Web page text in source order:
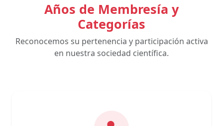
Años de Membresía y
Categorías
Reconocemos su pertenencia y participación activa
en nuestra sociedad científica.